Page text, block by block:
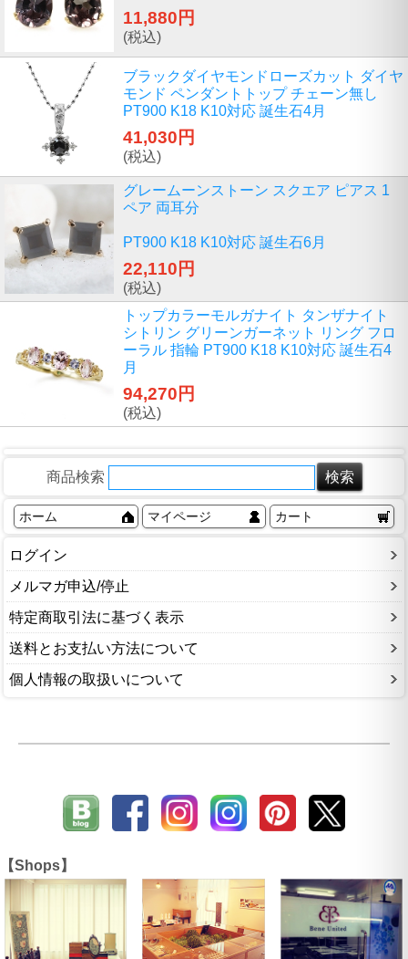
11,880円
(税込)
ブラックダイヤモンドローズカット ダイヤ
モンド ペンダントトップ チェーン無し
PT900 K18 K10対応 誕生石4月
41,030円
(税込)
グレームーンストーン スクエア ピアス 1
ペア 両耳分
PT900 K18 K10対応 誕生石6月
22,110円
(税込)
トップカラーモルガナイト タンザナイト
シトリン グリーンガーネット リング フロ
ーラル 指輪 PT900 K18 K10対応 誕生石4
月
94,270円
(税込)
商品検索
ホーム マイページ カート
ログイン
メルマガ申込/停止
特定商取引法に基づく表示
送料とお支払い方法について
個人情報の取扱いについて
【Shops】